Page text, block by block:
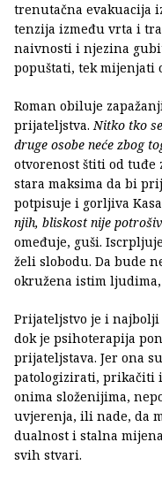
trenutačna evakuacija
tenzija između vrta i
naivnosti i njezina
popuštati, tek mijenjati
Roman obiluje
prijateljstva. Nitko tko
druge osobe neće zbog
otvorenost štiti od tuđe
stara maksima da bi
potpisuje i gorljiva
njih, bliskost nije
omeđuje, guši.
želi slobodu. Da bude
okružena istim
Prijateljstvo je i
dok je psihoterapija
prijateljstava. Jer ona
patologizirati, prikačiti
onima složenijima,
uvjerenja, ili nade, da
dualnost i stalna
svih stvari.